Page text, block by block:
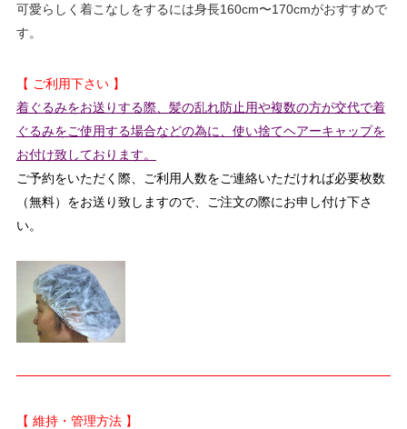
可愛らしく着こなしをするには身長160cm〜170cmがおすすめで
す。
【 ご利用下さい 】
着ぐるみをお送りする際、髪の乱れ防止用や複数の方が交代で着
ぐるみをご使用する場合などの為に、使い捨てヘアーキャップを
お付け致しております。
ご予約をいただく際、ご利用人数をご連絡いただければ必要枚数
（無料）をお送り致しますので、ご注文の際にお申し付け下さ
い。
【 維持・管理方法 】